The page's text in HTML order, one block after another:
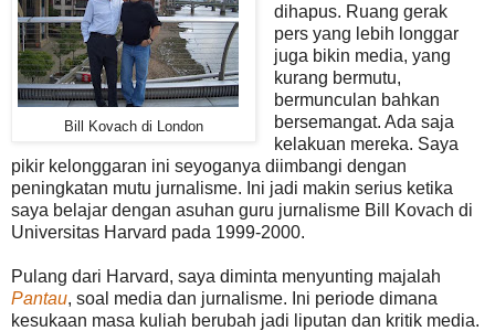
Bill Kovach di London
dihapus. Ruang gerak
pers yang lebih longgar
juga bikin media, yang
kurang bermutu,
bermunculan bahkan
bersemangat. Ada saja
kelakuan mereka. Saya
pikir kelonggaran ini seyoganya diimbangi dengan
peningkatan mutu jurnalisme. Ini jadi makin serius ketika
saya belajar dengan asuhan guru jurnalisme Bill Kovach di
Universitas Harvard pada 1999-2000.
Pulang dari Harvard, saya diminta menyunting majalah
Pantau, soal media dan jurnalisme. Ini periode dimana
kesukaan masa kuliah berubah jadi liputan dan kritik media.